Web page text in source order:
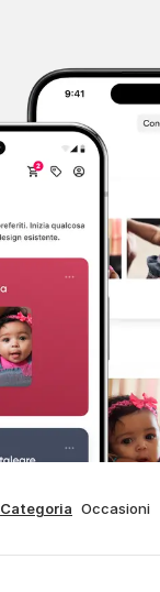
Categoria Occasioni